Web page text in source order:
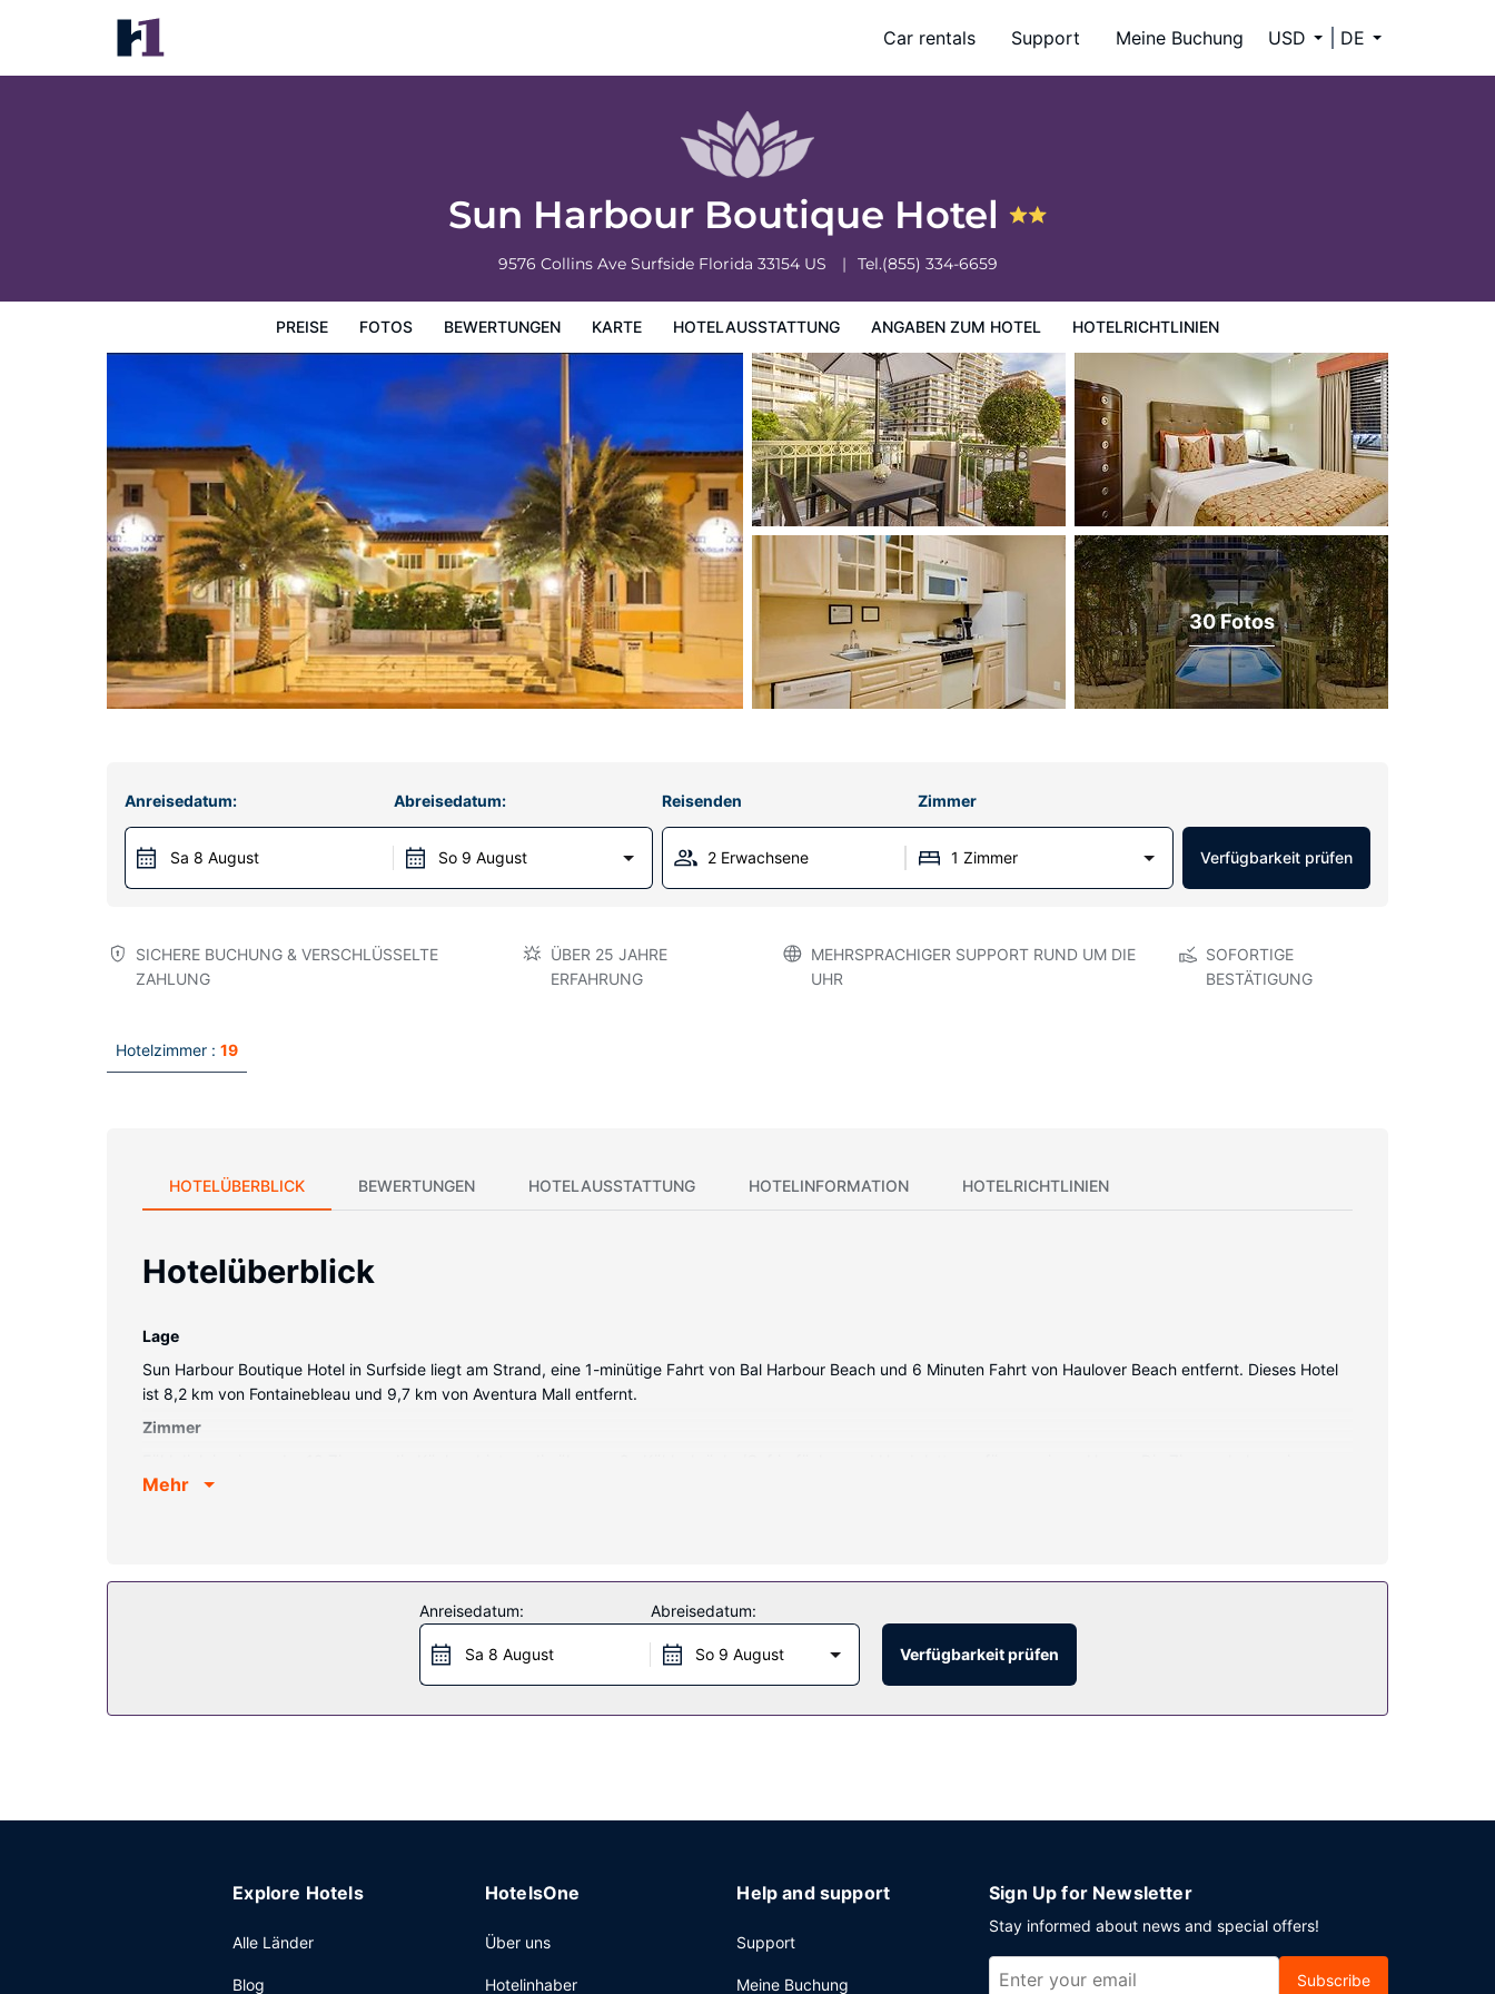
Car rentals Support Meine Buchung USD DE
Sun Harbour Boutique Hotel
9576 Collins Ave Surfside Florida 33154 US Tel.(855) 334-6659
PREISE FOTOS BEWERTUNGEN KARTE HOTELAUSSTATTUNG ANGABEN ZUM HOTEL HOTELRICHTLINIEN
Sun Harbour Boutique Hotel
Preise
30 Fotos
Anreisedatum:
Sa 8 August
Abreisedatum:
So 9 August
Reisenden Zimmer
2 Erwachsene 1 Zimmer Verfügbarkeit prüfen
SICHERE BUCHUNG & VERSCHLÜSSELTE
ZAHLUNG
ÜBER 25 JAHRE
ERFAHRUNG
MEHRSPRACHIGER SUPPORT RUND UM DIE
UHR
SOFORTIGE
BESTÄTIGUNG
Hotelzimmer : 19
HOTELÜBERBLICK BEWERTUNGEN HOTELAUSSTATTUNG HOTELINFORMATION HOTELRICHTLINIEN
Hotelüberblick
Lage
Sun Harbour Boutique Hotel in Surfside liegt am Strand, eine 1-minütige Fahrt von Bal Harbour Beach und 6 Minuten Fahrt von Haulover Beach entfernt. Dieses Hotel
ist 8,2 km von Fontainebleau und 9,7 km von Aventura Mall entfernt.
Zimmer
Patios. 37 Zoll groáe LCD-Fernseher mit Kabelempfang sorgen fr gute Unterhaltung; auáerdem steht ein WLAN-Internetzugang (kostenlos) zur Verfgung. Es sind
Unterstützung bei der Tourenplanung/beim Ticketerwerb stehen ebenfalls zur Verfügung.
Zum Angebot gehören kostenlose Zeitungen in der Lobby, mehrsprachiges Personal und eine Gepäckaufbewahrung. Vor Ort gibt es Folgendes: Parken ohne Service
Mehr
Anreisedatum:
Sa 8 August
Abreisedatum:
So 9 August Verfügbarkeit prüfen
Explore Hotels
Alle Länder
Blog
HotelsOne
Über uns
Hotelinhaber
Help and support
Support
Meine Buchung
Sign Up for Newsletter
Stay informed about news and special offers!
Subscribe